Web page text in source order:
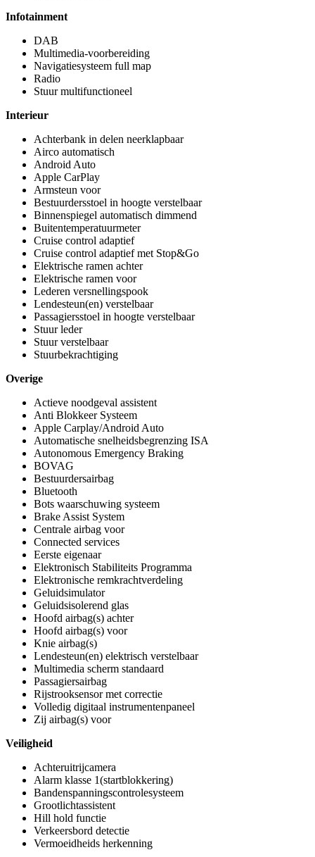
Infotainment
DAB
Multimedia-voorbereiding
Navigatiesysteem full map
Radio
Stuur multifunctioneel
Interieur
Achterbank in delen neerklapbaar
Airco automatisch
Android Auto
Apple CarPlay
Armsteun voor
Bestuurdersstoel in hoogte verstelbaar
Binnenspiegel automatisch dimmend
Buitentemperatuurmeter
Cruise control adaptief
Cruise control adaptief met Stop&Go
Elektrische ramen achter
Elektrische ramen voor
Lederen versnellingspook
Lendesteun(en) verstelbaar
Passagiersstoel in hoogte verstelbaar
Stuur leder
Stuur verstelbaar
Stuurbekrachtiging
Overige
Actieve noodgeval assistent
Anti Blokkeer Systeem
Apple Carplay/Android Auto
Automatische snelheidsbegrenzing ISA
Autonomous Emergency Braking
BOVAG
Bestuurdersairbag
Bluetooth
Bots waarschuwing systeem
Brake Assist System
Centrale airbag voor
Connected services
Eerste eigenaar
Elektronisch Stabiliteits Programma
Elektronische remkrachtverdeling
Geluidsimulator
Geluidsisolerend glas
Hoofd airbag(s) achter
Hoofd airbag(s) voor
Knie airbag(s)
Lendesteun(en) elektrisch verstelbaar
Multimedia scherm standaard
Passagiersairbag
Rijstrooksensor met correctie
Volledig digitaal instrumentenpaneel
Zij airbag(s) voor
Veiligheid
Achteruitrijcamera
Alarm klasse 1(startblokkering)
Bandenspanningscontrolesysteem
Grootlichtassistent
Hill hold functie
Verkeersbord detectie
Vermoeidheids herkenning